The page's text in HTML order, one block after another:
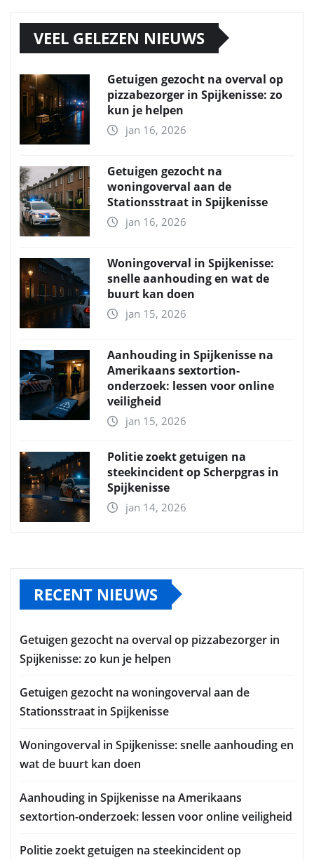
VEEL GELEZEN NIEUWS
Getuigen gezocht na overval op
pizzabezorger in Spijkenisse: zo
kun je helpen
jan 16, 2026
Getuigen gezocht na
woningoverval aan de
Stationsstraat in Spijkenisse
jan 16, 2026
Woningoverval in Spijkenisse:
snelle aanhouding en wat de
buurt kan doen
jan 15, 2026
Aanhouding in Spijkenisse na
Amerikaans sextortion-
onderzoek: lessen voor online
veiligheid
jan 15, 2026
Politie zoekt getuigen na
steekincident op Scherpgras in
Spijkenisse
jan 14, 2026
RECENT NIEUWS
Getuigen gezocht na overval op pizzabezorger in
Spijkenisse: zo kun je helpen
Getuigen gezocht na woningoverval aan de
Stationsstraat in Spijkenisse
Woningoverval in Spijkenisse: snelle aanhouding en
wat de buurt kan doen
Aanhouding in Spijkenisse na Amerikaans
sextortion-onderzoek: lessen voor online veiligheid
Politie zoekt getuigen na steekincident op